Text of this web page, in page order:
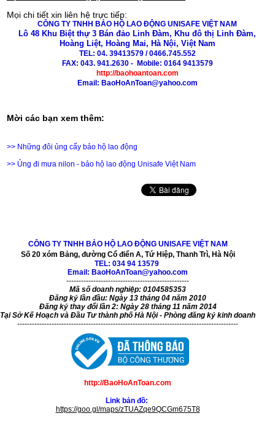
Mọi chi tiết xin liên hệ trực tiếp:
CÔNG TY TNHH BẢO HỘ LAO ĐỘNG UNISAFE VIỆT NAM
Lô 48 Khu Biệt thự 3 Bán đảo Linh Đàm, Khu đô thị Linh Đàm,
Hoàng Liệt, Hoàng Mai, Hà Nội, Việt Nam
TEL: 04. 39413579 / 0466.745.552
FAX: 043. 941.2630 - Mobile: 0164 9413579
http://baohoantoan.com
Email: BaoHoAnToan@yahoo.com
Mời các bạn xem thêm:
>> Những đôi ủng cấy bảo hộ lao động
>> Ủng đi mưa nilon - bảo hộ lao động Unisafe Việt Nam
CÔNG TY TNHH BẢO HỘ LAO ĐỘNG UNISAFE VIỆT NAM
Số 20 xóm Bảng, đường Cổ điển A, Tứ Hiệp, Thanh Trì, Hà Nội
TEL: 034 94 13579
Email: BaoHoAnToan@yahoo.com
--------------------------------------------------
Mã số doanh nghiệp: 0104585353
Đăng ký lần đầu: Ngày 13 tháng 04 năm 2010
Đăng ký thay đổi lần 2: Ngày 28 tháng 11 năm 2014
Tại Sở Kế Hoạch và Đầu Tư thành phố Hà Nội - Phòng đăng ký kinh doanh
------------------------------------------------------------------------------------------
http://BaoHoAnToan.com
Link bản đồ:
https://goo.gl/maps/zTUAZqe9QCGm675T8